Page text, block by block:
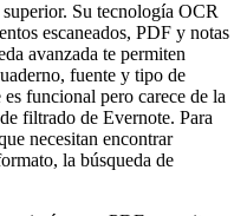
Su tecnología OCR
escaneados, PDF y notas
avanzada te permiten
fuente y tipo de
funcional pero carece de la
filtrado de Evernote. Para
necesitan encontrar
la búsqueda de